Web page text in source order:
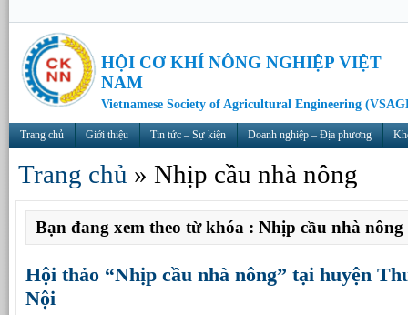
HỘI CƠ KHÍ NÔNG NGHIỆP VIỆT
NAM
Vietnamese Society of Agricultural Engineering
Trang chủ Giới thiệu Tin tức – Sự kiện Doanh nghiệp – Địa phương
Trang chủ » Nhịp cầu nhà nông
Bạn đang xem theo từ khóa : Nhịp cầu nhà nông
Hội thảo “Nhịp cầu nhà nông” tại huyện
Nội